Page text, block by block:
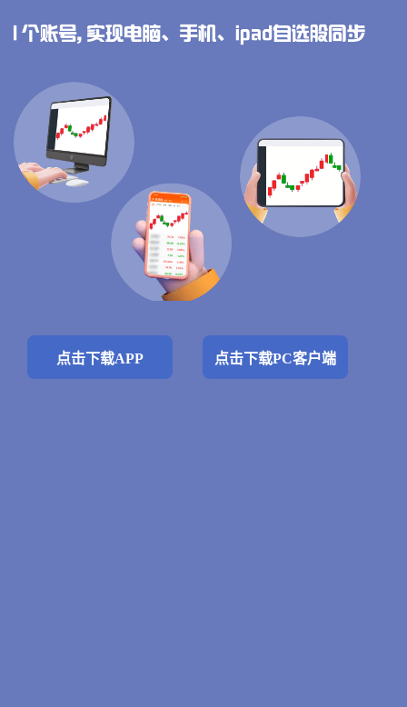
点击下载APP 点击下载PC客户端